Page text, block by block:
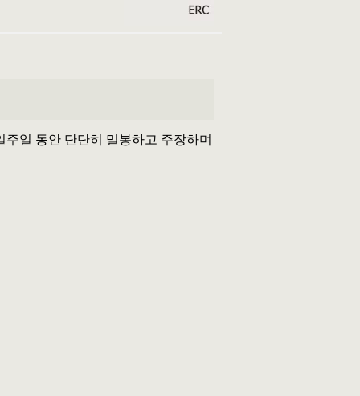
일 동안 단단히 밀봉하고 주장하며